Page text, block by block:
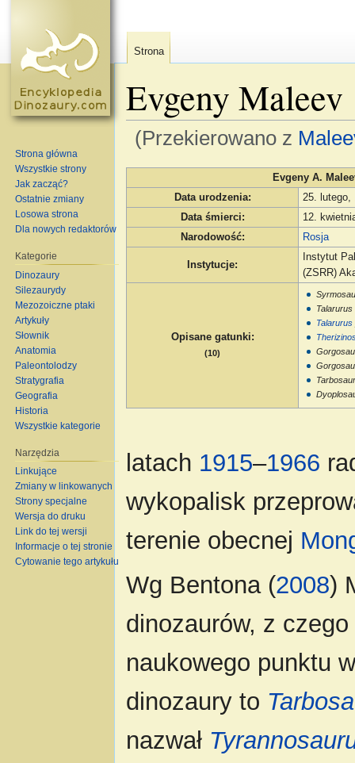
Evgeny Maleev
(Przekierowano z
Evgeny A.
Data urodzenia: 25. lutego,
Data śmierci:
12.
Narodowość: Rosja
Instytucje:
Instytut
(ZSRR)
Opisane gatunki:
(10)
Talarurus
latach 1915–1966
wykopalisk
terenie obecnej
Wg Bentona (2008)
dinozaurów, z
naukowego punktu
dinozaury to
nazwał
Strona
Strona główna
Wszystkie strony
Jak zacząć?
Ostatnie zmiany
Losowa strona
Dla nowych redaktorów
Kategorie
Dinozaury
Silezaurydy
Mezozoiczne ptaki
Artykuły
Słownik
Anatomia
Paleontolodzy
Stratygrafia
Geografia
Historia
Wszystkie kategorie
Narzędzia
Linkujące
Zmiany w linkowanych
Strony specjalne
Wersja do druku
Link do tej wersji
Informacje o tej stronie
Cytowanie tego artykułu